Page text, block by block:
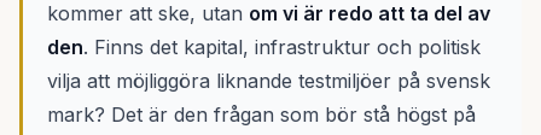
kommer att ske, utan om vi är redo att ta del av
den. Finns det kapital, infrastruktur och politisk
vilja att möjliggöra liknande testmiljöer på svensk
mark? Det är den frågan som bör stå högst på